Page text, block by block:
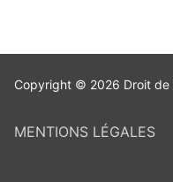
Copyright © 2026 Droit de
MENTIONS LÉGALES